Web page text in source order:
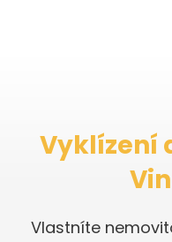
Vyklízení
Vlastníte